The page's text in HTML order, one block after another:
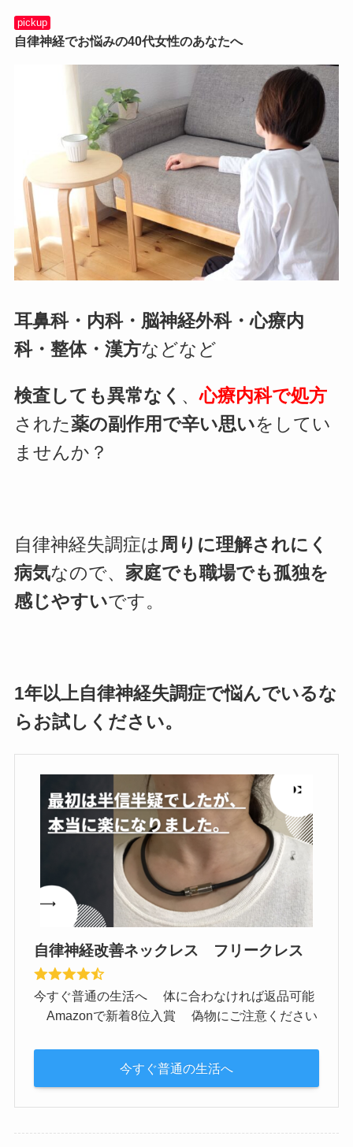
pickup
自律神経でお悩みの40代女性のあなたへ
耳鼻科・内科・脳神経外科・心療内
科・整体・漢方などなど
検査しても異常なく 、心療内科で処方
された薬の副作用で辛い思いをしてい
ませんか？
自律神経失調症は 周りに理解されにく
病気なので、 家庭でも職場でも孤独を
感じやすいです。
1年以上自律神経失調症で悩んでいるな
らお試しください。
自律神経改善ネックレス フリークレス
今すぐ普通の生活へ 体に合わなければ返品可能
Amazonで新着8位入賞 偽物にご注意ください
今すぐ普通の生活へ